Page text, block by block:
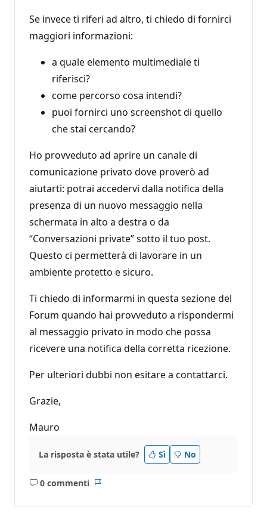
Se invece ti riferi ad altro, ti chiedo di fornirci
maggiori informazioni:
a quale elemento multimediale ti
riferisci?
come percorso cosa intendi?
puoi fornirci uno screenshot di quello
che stai cercando?
Ho provveduto ad aprire un canale di
comunicazione privato dove proverò ad
aiutarti: potrai accedervi dalla notifica della
presenza di un nuovo messaggio nella
schermata in alto a destra o da
“Conversazioni private” sotto il tuo post.
Questo ci permetterà di lavorare in un
ambiente protetto e sicuro.
Ti chiedo di informarmi in questa sezione del
Forum quando hai provveduto a rispondermi
al messaggio privato in modo che possa
ricevere una notifica della corretta ricezione.
Per ulteriori dubbi non esitare a contattarci.
Grazie,
Mauro
La risposta è stata utile? Sì No
0 commenti
Nessun